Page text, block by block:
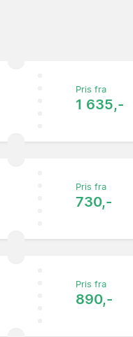
Pris fra
1 635,-
Pris fra
730,-
Pris fra
890,-